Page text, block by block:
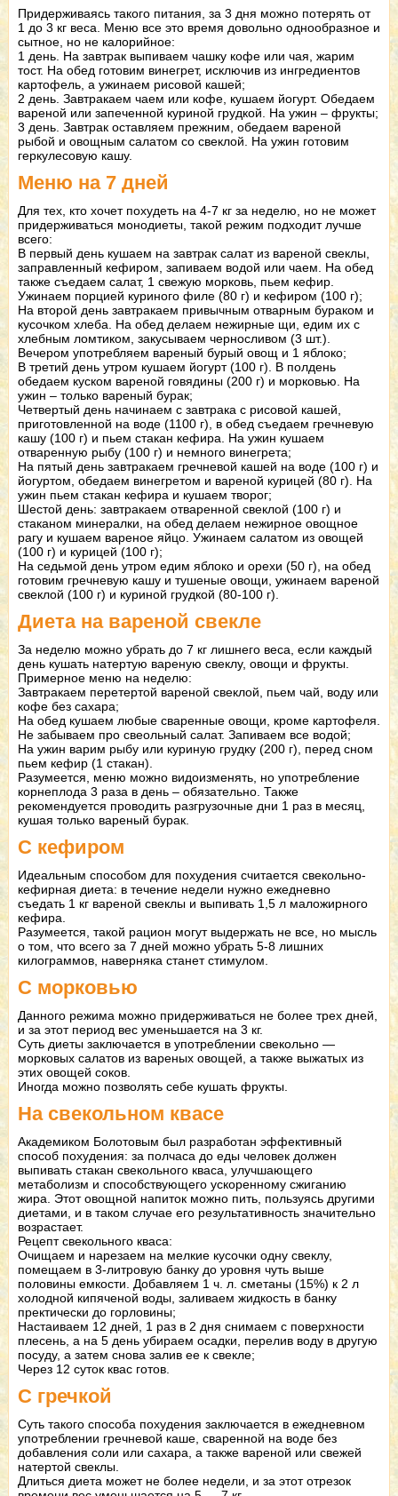
Придерживаясь такого питания, за 3 дня можно потерять от
1 до 3 кг веса. Меню все это время довольно однообразное и
сытное, но не калорийное:
1 день. На завтрак выпиваем чашку кофе или чая, жарим
тост. На обед готовим винегрет, исключив из ингредиентов
картофель, а ужинаем рисовой кашей;
2 день. Завтракаем чаем или кофе, кушаем йогурт. Обедаем
вареной или запеченной куриной грудкой. На ужин – фрукты;
3 день. Завтрак оставляем прежним, обедаем вареной
рыбой и овощным салатом со свеклой. На ужин готовим
геркулесовую кашу.
Меню на 7 дней
Для тех, кто хочет похудеть на 4-7 кг за неделю, но не может
придерживаться монодиеты, такой режим подходит лучше
всего:
В первый день кушаем на завтрак салат из вареной свеклы,
заправленный кефиром, запиваем водой или чаем. На обед
также съедаем салат, 1 свежую морковь, пьем кефир.
Ужинаем порцией куриного филе (80 г) и кефиром (100 г);
На второй день завтракаем привычным отварным бураком и
кусочком хлеба. На обед делаем нежирные щи, едим их с
хлебным ломтиком, закусываем черносливом (3 шт.).
Вечером употребляем вареный бурый овощ и 1 яблоко;
В третий день утром кушаем йогурт (100 г). В полдень
обедаем куском вареной говядины (200 г) и морковью. На
ужин – только вареный бурак;
Четвертый день начинаем с завтрака с рисовой кашей,
приготовленной на воде (1100 г), в обед съедаем гречневую
кашу (100 г) и пьем стакан кефира. На ужин кушаем
отваренную рыбу (100 г) и немного винегрета;
На пятый день завтракаем гречневой кашей на воде (100 г) и
йогуртом, обедаем винегретом и вареной курицей (80 г). На
ужин пьем стакан кефира и кушаем творог;
Шестой день: завтракаем отваренной свеклой (100 г) и
стаканом минералки, на обед делаем нежирное овощное
рагу и кушаем вареное яйцо. Ужинаем салатом из овощей
(100 г) и курицей (100 г);
На седьмой день утром едим яблоко и орехи (50 г), на обед
готовим гречневую кашу и тушеные овощи, ужинаем вареной
свеклой (100 г) и куриной грудкой (80-100 г).
Диета на вареной свекле
За неделю можно убрать до 7 кг лишнего веса, если каждый
день кушать натертую вареную свеклу, овощи и фрукты.
Примерное меню на неделю:
Завтракаем перетертой вареной свеклой, пьем чай, воду или
кофе без сахара;
На обед кушаем любые сваренные овощи, кроме картофеля.
Не забываем про свеольный салат. Запиваем все водой;
На ужин варим рыбу или куриную грудку (200 г), перед сном
пьем кефир (1 стакан).
Разумеется, меню можно видоизменять, но употребление
корнеплода 3 раза в день – обязательно. Также
рекомендуется проводить разгрузочные дни 1 раз в месяц,
кушая только вареный бурак.
С кефиром
Идеальным способом для похудения считается свекольно-
кефирная диета: в течение недели нужно ежедневно
съедать 1 кг вареной свеклы и выпивать 1,5 л маложирного
кефира.
Разумеется, такой рацион могут выдержать не все, но мысль
о том, что всего за 7 дней можно убрать 5-8 лишних
килограммов, наверняка станет стимулом.
С морковью
Данного режима можно придерживаться не более трех дней,
и за этот период вес уменьшается на 3 кг.
Суть диеты заключается в употреблении свекольно —
морковых салатов из вареных овощей, а также выжатых из
этих овощей соков.
Иногда можно позволять себе кушать фрукты.
На свекольном квасе
Академиком Болотовым был разработан эффективный
способ похудения: за полчаса до еды человек должен
выпивать стакан свекольного кваса, улучшающего
метаболизм и способствующего ускоренному сжиганию
жира. Этот овощной напиток можно пить, пользуясь другими
диетами, и в таком случае его результативность значительно
возрастает.
Рецепт свекольного кваса:
Очищаем и нарезаем на мелкие кусочки одну свеклу,
помещаем в 3-литровую банку до уровня чуть выше
половины емкости. Добавляем 1 ч. л. сметаны (15%) к 2 л
холодной кипяченой воды, заливаем жидкость в банку
пректически до горловины;
Настаиваем 12 дней, 1 раз в 2 дня снимаем с поверхности
плесень, а на 5 день убираем осадки, перелив воду в другую
посуду, а затем снова залив ее к свекле;
Через 12 суток квас готов.
С гречкой
Суть такого способа похудения заключается в ежедневном
употреблении гречневой каше, сваренной на воде без
добавления соли или сахара, а также вареной или свежей
натертой свеклы.
Длиться диета может не более недели, и за этот отрезок